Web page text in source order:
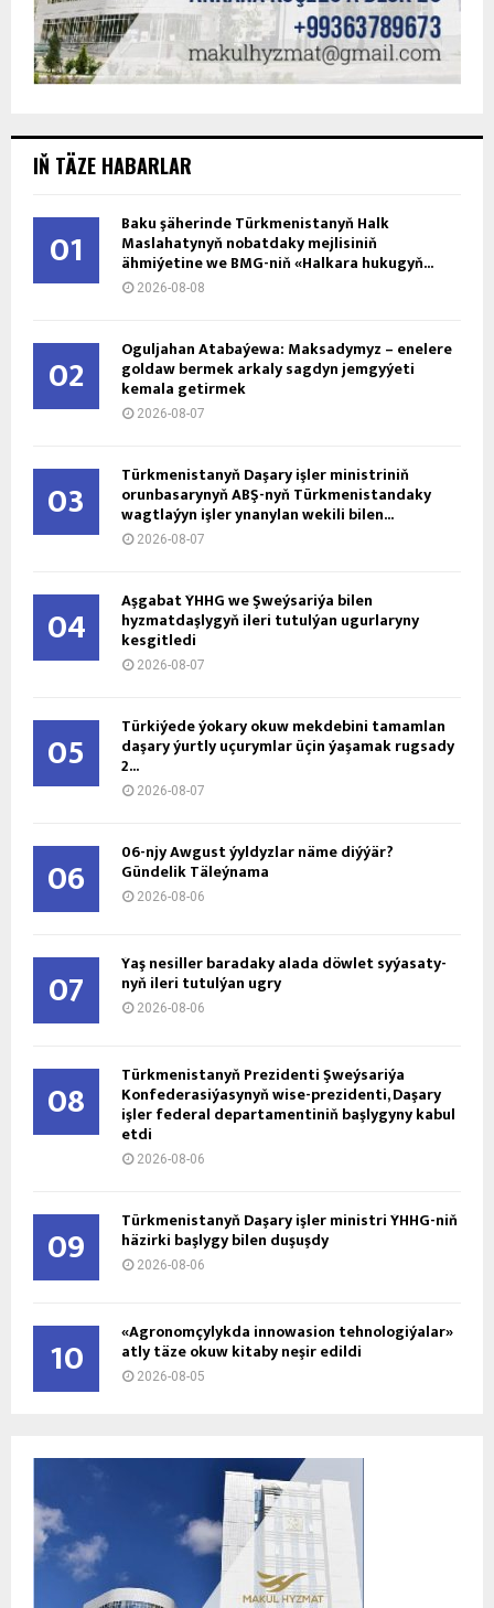
IŇ TÄZE HABARLAR
01 Baku şäherinde Türkmenistanyň Halk
Maslahatynyň nobatdaky mejlisiniň
ähmiýetine we BMG-niň «Halkara hukugyň...
2026-08-08
02 Oguljahan Atabaýewa: Maksadymyz – enelere
goldaw bermek arkaly sagdyn jemgyýeti
kemala getirmek
2026-08-07
03 Türkmenistanyň Daşary işler ministriniň
orunbasarynyň ABŞ-nyň Türkmenistandaky
wagtlaýyn işler ynanylan wekili bilen...
2026-08-07
04 Aşgabat ÝHHG we Şweýsariýa bilen
hyzmatdaşlygyň ileri tutulýan ugurlaryny
kesgitledi
2026-08-07
05 Türkiýede ýokary okuw mekdebini tamamlan
daşary ýurtly uçurymlar üçin ýaşamak rugsady
2...
2026-08-07
06 06-njy Awgust ýyldyzlar näme diýýär?
Gündelik Täleýnama
2026-08-06
07 Ýaş ne­sil­ler ba­ra­da­ky ala­da döw­let sy­ýa­sa­ty­
nyň ile­ri tu­tul­ýan ug­ry
2026-08-06
08 Türkmenistanyň Prezidenti Şweýsariýa
Konfederasiýasynyň wise-prezidenti, Daşary
işler federal departamentiniň başlygyny kabul
etdi
2026-08-06
09 Türkmenistanyň Daşary işler ministri ÝHHG-niň
häzirki başlygy bilen duşuşdy
2026-08-06
10 «Agronomçylykda innowasion tehnologiýalar»
atly täze okuw kitaby neşir edildi
2026-08-05